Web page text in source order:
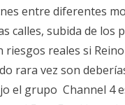
entre diferentes
calles, subida de los
reales si
rara vez son
el grupo Channel 4